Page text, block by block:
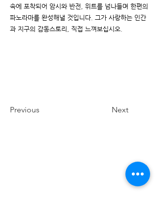
속에 포착되어 암시와 반전, 위트를 넘나들며 한편의
파노라마를 완성해낼 것입니다. 그가 사랑하는 인간
과 지구의 감동스토리, 직접 느껴보십시오.
Previous Next